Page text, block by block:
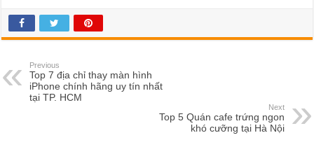
Previous
Top 7 địa chỉ thay màn hình
iPhone chính hãng uy tín nhất
tại TP. HCM
Next
Top 5 Quán cafe trứng ngon
khó cưỡng tại Hà Nội